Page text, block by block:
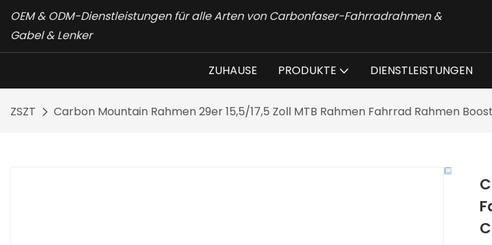
OEM & ODM-Dienstleistungen für alle Arten von Carbonfaser-Fahrradrahmen &
Gabel & Lenker
ZUHAUSE PRODUKTE DIENSTLEISTUNGEN
ZSZT Carbon Mountain Rahmen 29er 15,5/17,5 Zoll MTB Rahmen Fahrrad Rahmen